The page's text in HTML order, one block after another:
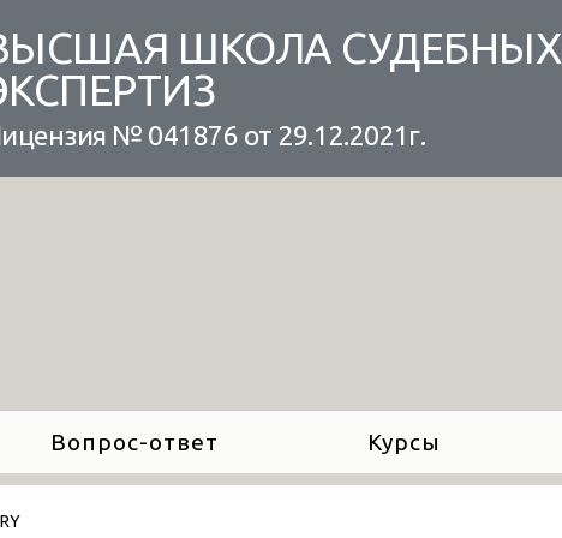
ШКОЛА СУДЕБНЫХ
№ 041876 от 29.12.2021г.
Вопрос-ответ Курсы